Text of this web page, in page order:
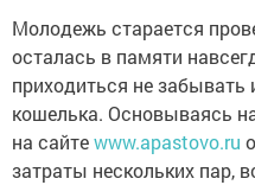
Молодежь старается
осталась в памяти
приходиться не забывать
кошелька. Основываясь
на сайтеwww.apastovo.ru
затраты нескольких пар,